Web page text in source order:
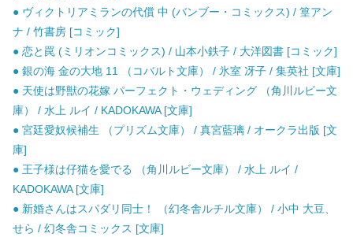
● ヴィクトリアミランの代償 中 (バンブー・コミックス) / 篁アン
ナ / 竹書房 [コミック]
● 恋と罠 (ミリオンコミックス) / 山本小鉄子 / 大洋図書 [コミック]
● 銀の海 金の大地 11 （コバルト文庫） / 氷室 冴子 / 集英社 [文庫]
● 天使は野獣の花嫁 パーフェクト・ウェディング （角川ルビー文
庫） / 水上 ルイ / KADOKAWA [文庫]
● 宮廷愛奴候補生 （プリズム文庫） / 真宮藍璃 / オークラ出版 [文
庫]
● 王子様は仔猫を愛でる （角川ルビー文庫） / 水上 ルイ /
KADOKAWA [文庫]
● 新婚さんはスパダリ同士！ （幻冬舎ルチル文庫） / 小中 大豆、
せら / 幻冬舎コミックス [文庫]